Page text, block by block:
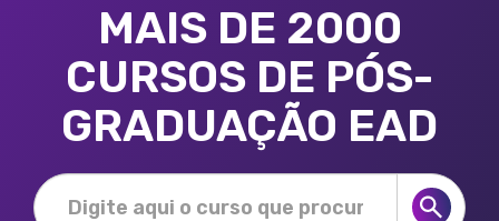
MAIS DE 2000
CURSOS DE PÓS-
GRADUAÇÃO EAD